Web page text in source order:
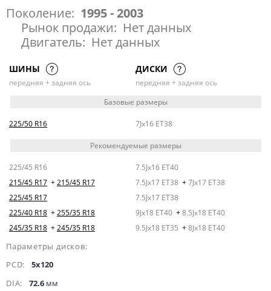
Поколение: 1995 - 2003
Рынок продажи: Нет данных
Двигатель: Нет данных
ШИНЫ
передняя + задняя ось
ДИСКИ
передняя + задняя ось
Базовые размеры
225/50 R16 7Jx16 ET38
Рекомендуемые размеры
225/45 R16
7.5Jx16 ET40
215/45 R17 +215/45 R17 7.5Jx17 ET38 +7Jx17 ET38
225/45 R17
7.5Jx17 ET38
225/40 R18 +255/35 R18 9Jx18 ET40 +8.5Jx18 ET40
245/35 R18 +245/35 R18 9.5Jx18 ET35 +8Jx18 ET40
Параметры дисков:
PCD:
5x120
DIA:
72.6 мм